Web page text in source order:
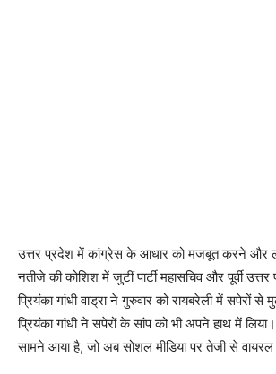
उत्तर प्रदेश में कांग्रेस के आधार को मजबूत करने और
नतीजे की कोशिश में जुटीं पार्टी महासचिव और पूर्वी
प्रियंका गांधी वाड्रा ने गुरुवार को रायबरेली में सपेरों से
प्रियंका गांधी ने सपेरों के सांप को भी अपने हाथ में
सामने आया है, जो अब सोशल मीडिया पर तेजी से वायरल